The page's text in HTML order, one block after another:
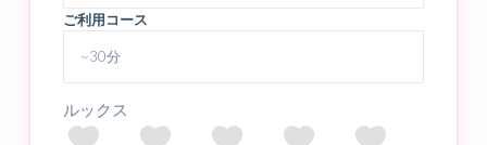
ご利用コース
ルックス